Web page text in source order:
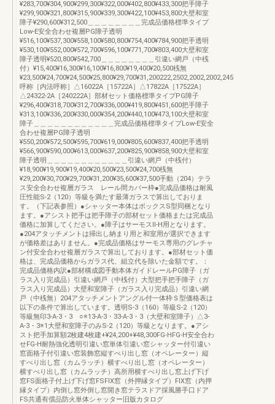
¥283,700¥304,900¥299,300¥322,000¥402,800¥433,300把手障子
¥299,900¥321,800¥315,900¥339,300¥422,100¥453,800大壁和室
障子¥290,600¥312,500＿＿＿＿＿＿＿＿完成品価格標準タイプ
Low-E安全合わせ複層PG障子透明
¥516,100¥537,300¥558,100¥580,800¥754,400¥784,900把手透明
¥530,100¥552,000¥572,700¥596,100¥771,700¥803,400大壁和室
障子透明¥520,800¥542,700＿＿＿＿＿＿＿＿引違い網戸（中桟
付）¥15,400¥16,300¥16,100¥16,800¥19,400¥20,500桟無
¥23,500¥24,700¥24,500¥25,800¥29,700¥31,200222,2502,2002,2002,245
呼称［内法呼称］△16022A［15722A］△17822A［17522A］
△24322-2A［240222A］部材セット価格標準タイプPG障子
¥296,400¥318,700¥312,700¥336,000¥419,800¥451,600把手障子
¥313,100¥336,200¥330,000¥354,200¥440,100¥473,100大壁和室
障子＿＿＿＿＿＿＿＿＿＿＿＿完成品価格標準タイプLow-E安全
合わせ複層PG障子透明
¥550,200¥572,500¥595,700¥619,000¥805,600¥837,400把手透明
¥566,900¥590,000¥613,000¥637,200¥825,900¥858,900大壁和室
障子透明＿＿＿＿＿＿＿＿＿＿＿＿引違い網戸（中桟付）
¥18,900¥19,900¥19,400¥20,500¥23,500¥24,700桟無
¥29,200¥30,700¥29,700¥31,200¥35,600¥37,500手動（204）テラ
ス安全合わせ複層ガラス レール間カバー枠●完成品価格は耐風
圧性能S-2（120）等級を満たす最薄ガラスで算出しておりま
す。（下記表参照）●シャッター本体はボックスS型同梱となり
ます。●アシスト把手は把手障子の部材セット価格または完成品
価格に加算してください。●障子はサーモスⅡ-H用となります。
●204アタッチメントは掃出し納まり用と和室用が選択できます
が価格差はありません。●完成品価格はサーモス専用のグレチャ
ン付安全合わせ複層ガラスで算出しております。●部材セット価
格は、完成品価格からガラス代、組立代を除いた金額です。：
完成品価格内訳●部材構成図手動本体ガイドレールPG障子（ガ
ラス入り完成品）引違い網戸（中桟付）大型把手把手障子（ガ
ラス入り完成品）大壁和室障子（ガラス入り完成品）引違い網
戸（中桟無）204アタッチメントアングル付一体枠Ｓ型価格表は
以下の条件で算出しています。透明S-3（160）等級S-2（120）
等級無印3-A-3・3 ○※13-A-3・33-A-3・3（大壁和室障子）△3-
A-3・3※1大壁和室障子のみS-2（120）等級となります。●アシ
スト把手加算額2枚建4枚建+¥24,200+¥48,300FG-HFG-H安全合わ
せFG-H耐熱強化透明引違い窓単体引違い窓シャッター付引違い
窓面格子付引違い窓装飾窓縦すべり出し窓（オペレーター）縦
すべり出し窓（カムラッチ）横すべり出し窓（オペレーター）
横すべり出し窓（カムラッチ）高所用横すべり出し窓上げ下げ
窓FS面格子付上げ下げ窓FSFIX窓（外押縁タイプ）FIX窓（内押
縁タイプ）内倒し窓外倒し窓開き窓テラスドア採風勝手口ドア
FS共通有償品防火単体シャッター旧版カタログ